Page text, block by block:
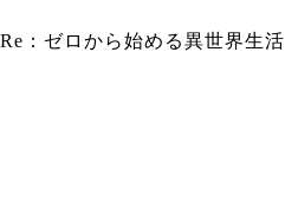
Re：ゼロから始める異世界生活